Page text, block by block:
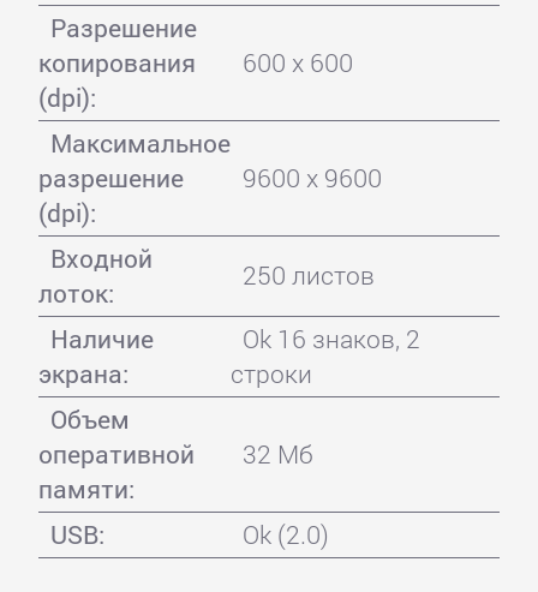
Разрешение
копирования
(dpi):
600 x 600
Максимальное
разрешение
(dpi):
9600 x 9600
Входной
лоток:
250 листов
Наличие
экрана:
Ok 16 знаков, 2
строки
Объем
оперативной
памяти:
32 Мб
USB: Ok (2.0)